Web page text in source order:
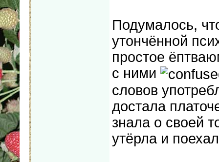
Подумалось,
утончённой
простое
с ними
словов
достала
знала о своей
утёрла и